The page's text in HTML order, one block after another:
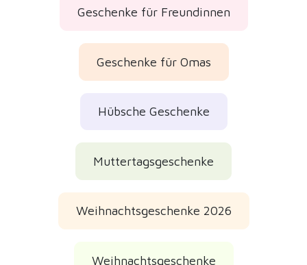
Geburtstagsgeschenke
Kundenbewertungen
Geprüfte echte Bewertungen